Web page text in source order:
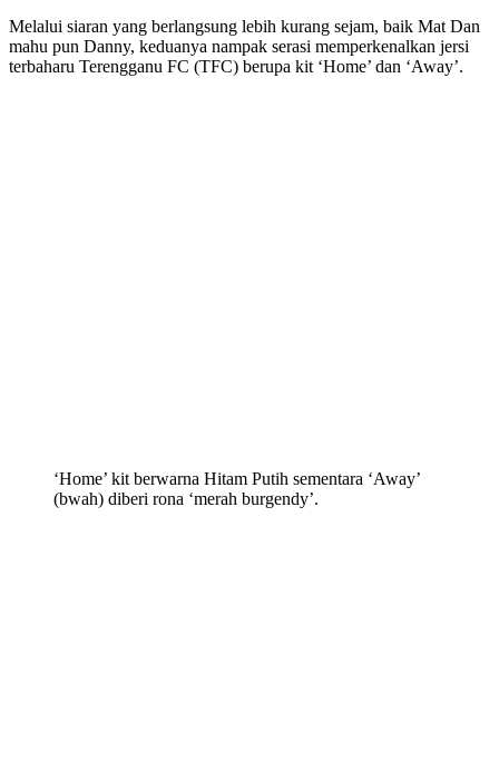
Melalui siaran yang berlangsung lebih kurang sejam, baik Mat Dan
mahu pun Danny, keduanya nampak serasi memperkenalkan jersi
terbaharu Terengganu FC (TFC) berupa kit ‘Home’ dan ‘Away’.
‘Home’ kit berwarna Hitam Putih sementara ‘Away’
(bwah) diberi rona ‘merah burgendy’.